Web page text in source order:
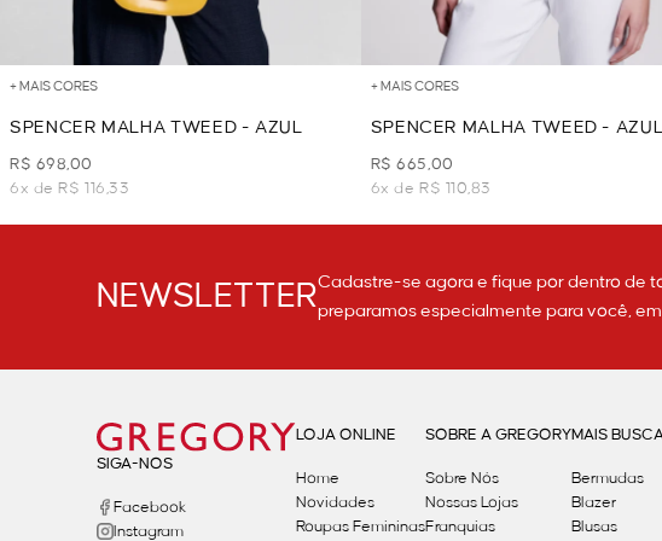
+ MAIS CORES
SPENCER MALHA TWEED - AZUL
R$ 698,00
6x de R$ 116,33
+ MAIS CORES
SPENCER MALHA TWEED -
JEANS
R$ 665,00
6x de R$ 110,83
NEWSLETTERCadastre-se agora e fique por dentro de
preparamos especialmente para você, em
SIGA-NOS
Facebook
Instagram
LOJA ONLINE
Home
Novidades
Roupas Femininas
SOBRE A GREGORY
Sobre Nós
Nossas Lojas
Franquias
MAIS
Bermudas
Blazer
Blusas